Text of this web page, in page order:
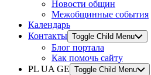
Новости общин
Межобщинные события
Календарь
Контакты Toggle Child Menu
Блог портала
Как помочь сайту
PL UA GE Toggle Child Menu